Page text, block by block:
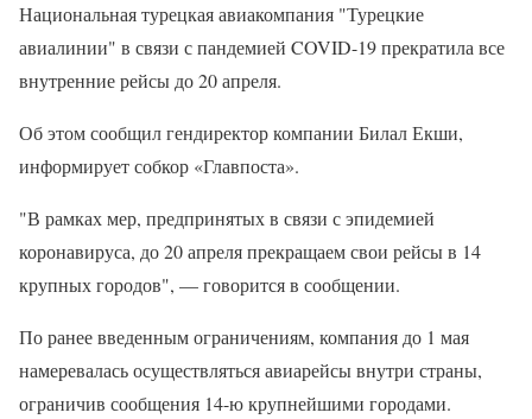
Национальная турецкая авиакомпания "Турецкие
авиалинии" в связи с пандемией COVID-19 прекратила все
внутренние рейсы до 20 апреля.
Об этом сообщил гендиректор компании Билал Екши,
информирует собкор «Главпоста».
"В рамках мер, предпринятых в связи с эпидемией
коронавируса, до 20 апреля прекращаем свои рейсы в 14
крупных городов", — говорится в сообщении.
По ранее введенным ограничениям, компания до 1 мая
намеревалась осуществляться авиарейсы внутри страны,
ограничив сообщения 14-ю крупнейшими городами.